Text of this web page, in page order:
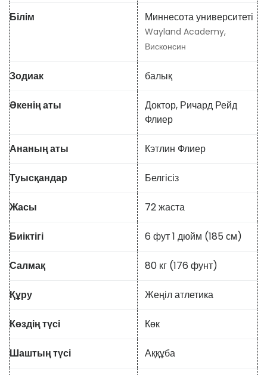
Білім Миннесота университеті
Wayland Academy,
Висконсин
Зодиак балық
Әкенің аты
Доктор, Ричард Рейд
Флиер
Ананың аты Кэтлин Флиер
Туысқандар Белгісіз
Жасы 72 жаста
Биіктігі 6 фут 1 дюйм (185 см)
Салмақ 80 кг (176 фунт)
Құру Жеңіл атлетика
Көздің түсі Көк
Шаштың түсі Аққұба